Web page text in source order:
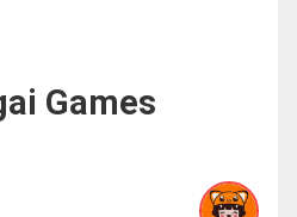
Games